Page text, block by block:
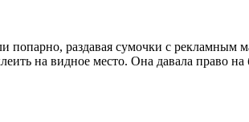
раздавая сумочки с рекламным
на видное место. Она давала право